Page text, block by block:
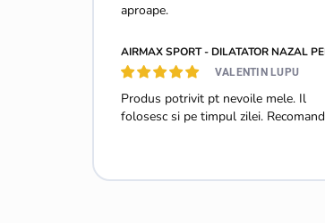
aproape.
VALENTIN LUPU
Produs potrivit pt nevoile mele. Il
folosesc si pe timpul zilei. Recomand